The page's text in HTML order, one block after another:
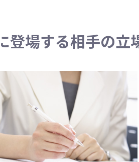
登場する相手の立